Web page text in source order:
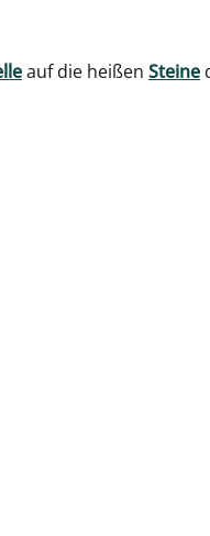
auf die heißen Steine